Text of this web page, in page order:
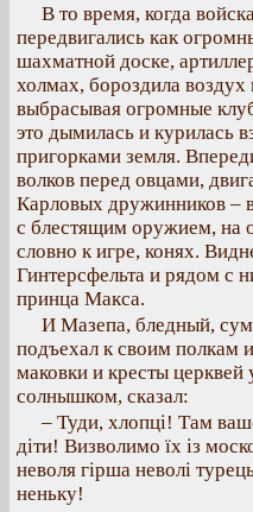
В то время, когда
передвигались как
шахматной доске,
холмах, бороздила
выбрасывая огромные
это дымилась и курилась
пригорками земля.
волков перед овцами,
Карловых дружинников –
с блестящим оружием, на
словно к игре, конях.
Гинтерсфельта и рядом с
принца Макса.
И Мазепа, бледный,
подъехал к своим полкам
маковки и кресты
солнышком, сказал:
– Туди, хлопці! Там
діти! Визволимо їх із
неволя гірша неволі
неньку!